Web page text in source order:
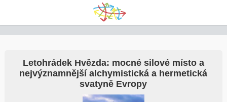
Letohrádek Hvězda: mocné silové místo a
nejvýznamnější alchymistická a hermetická
svatyně Evropy